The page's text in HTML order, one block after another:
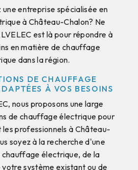
une entreprise spécialisée en
à Château-Chalon? Ne
est là pour répondre à
en matière de chauffage
dans la région.
DE CHAUFFAGE
À VOS BESOINS
nous proposons une large
de chauffage électrique pour
professionnels à Château-
soyez à la recherche d'une
électrique, de la
système existant ou de